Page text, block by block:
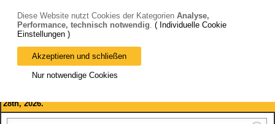
Bitte beachten Sie: wir machen Betriebsferien, vom 03. bis 28.
August 2026 haben wir geschlossen.
28th, 2026.
Diese Website nutzt Cookies der Kategorien Analyse,
Performance, technisch notwendig. ( Individuelle Cookie
Einstellungen )
Akzeptieren und schließen
Nur notwendige Cookies